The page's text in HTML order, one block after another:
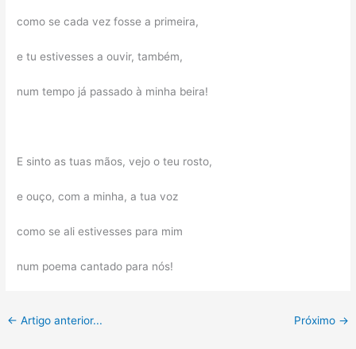
como se cada vez fosse a primeira,
e tu estivesses a ouvir, também,
num tempo já passado à minha beira!
E sinto as tuas mãos, vejo o teu rosto,
e ouço, com a minha, a tua voz
como se ali estivesses para mim
num poema cantado para nós!
← Artigo anterior... Próximo →